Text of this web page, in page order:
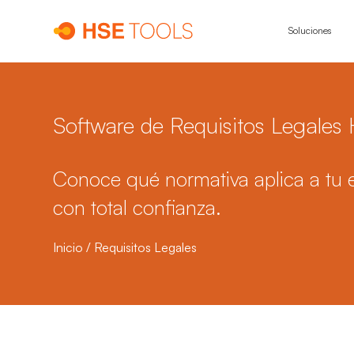
Soluciones
Software de Requisitos Legales
Conoce qué normativa aplica a tu
con total confianza.
Inicio / Requisitos Legales